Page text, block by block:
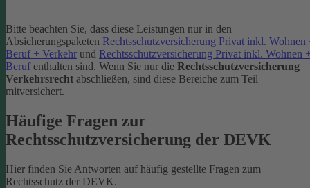
Bitte beachten Sie, dass diese Leistungen nur in den
Absicherungspaketen Rechtsschutzversicherung Privat inkl. Wohnen
Beruf + Verkehr und Rechtsschutzversicherung Privat inkl. Wohnen
Beruf enthalten sind. Wenn Sie nur die Rechtsschutzversicherung
Verkehrsrecht abschließen, sind diese Bereiche zum Teil
mitversichert.
Häufige Fragen zur
Rechtsschutzversicherung der DEVK
Hier finden Sie Antworten auf häufig gestellte Fragen zum
Rechtsschutz der DEVK.